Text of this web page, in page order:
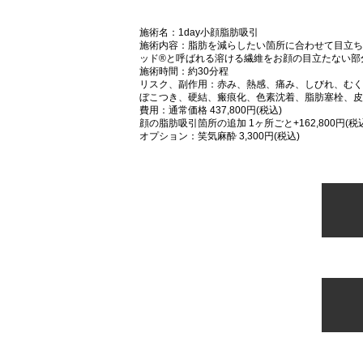
施術名：1day小顔脂肪吸引
施術内容：脂肪を減らしたい箇所に合わせて目立
ッド®と呼ばれる溶ける繊維をお顔の目立たない
施術時間：約30分程
リスク、副作用：赤み、熱感、痛み、しびれ、む
ぼこつき、硬結、瘢痕化、色素沈着、脂肪塞栓、
費用：通常価格 437,800円(税込)
顔の脂肪吸引箇所の追加 1ヶ所ごと+162,800円(税
オプション：笑気麻酔 3,300円(税込)